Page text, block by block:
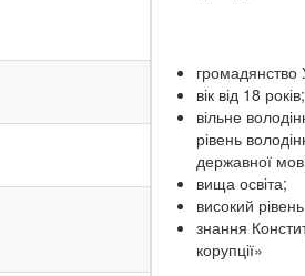
громадянство
вік від 18 років;
вільне
рівень
державної
вища освіта;
високий
знання
корупції»